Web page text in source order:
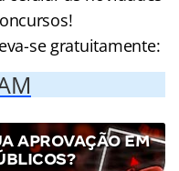
se gratuitamente:
APROVAÇÃO EM